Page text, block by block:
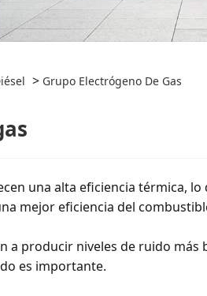
> Grupo Electrógeno De Gas
una alta eficiencia térmica,
mejor eficiencia del
a producir niveles de ruido
es importante.